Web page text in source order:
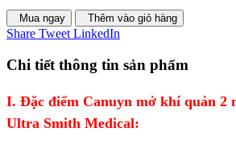
Mua ngay Thêm vào giỏ hàng
Share Tweet LinkedIn
Chi tiết thông tin sản phẩm
I. Đặc điểm Canuyn mở khí quản 2
Ultra Smith Medical: